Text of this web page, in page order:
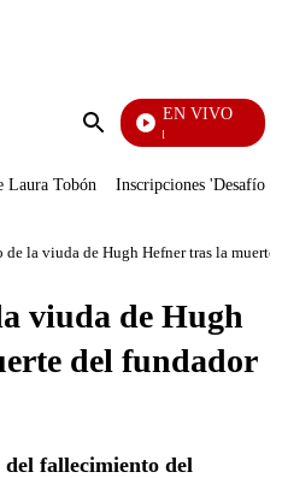
Enviar
EN VIVO
Noticias Caracol
Laura Tobón Inscripciones 'Desafío'
de la viuda de Hugh Hefner tras la
viuda de Hugh
del fundador
del fallecimiento del